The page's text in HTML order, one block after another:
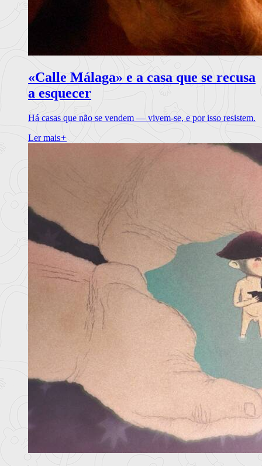
«Calle Málaga» e a casa que se recusa
a esquecer
Há casas que não se vendem — vivem-se, e por isso resistem.
Ler mais+